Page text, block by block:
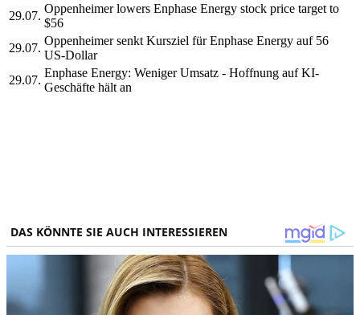
29.07.
Oppenheimer lowers Enphase Energy stock price target to
$56
29.07.
Oppenheimer senkt Kursziel für Enphase Energy auf 56
US-Dollar
29.07.
Enphase Energy: Weniger Umsatz - Hoffnung auf KI-
Geschäfte hält an